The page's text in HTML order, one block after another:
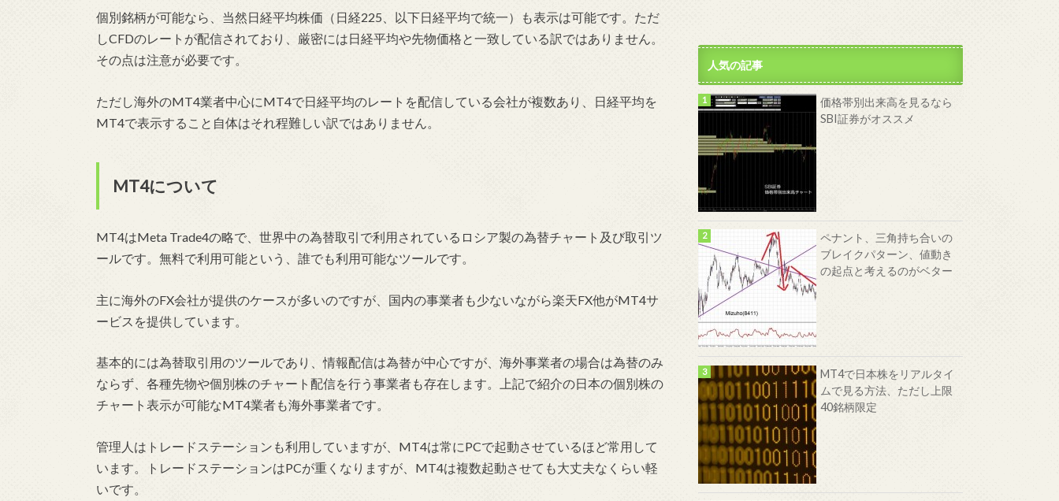
個別銘柄が可能なら、当然日経平均株価（日経225、以下日経平均で統一）も表示は可能です。ただ
しCFDのレートが配信されており、厳密には日経平均や先物価格と一致している訳ではありません。
その点は注意が必要です。
ただし海外のMT4業者中心にMT4で日経平均のレートを配信している会社が複数あり、日経平均を
MT4で表示すること自体はそれ程難しい訳ではありません。
MT4について
MT4はMeta Trade4の略で、世界中の為替取引で利用されているロシア製の為替チャート及び取引ツ
ールです。無料で利用可能という、誰でも利用可能なツールです。
主に海外のFX会社が提供のケースが多いのですが、国内の事業者も少ないながら楽天FX他がMT4サ
ービスを提供しています。
基本的には為替取引用のツールであり、情報配信は為替が中心ですが、海外事業者の場合は為替のみ
ならず、各種先物や個別株のチャート配信を行う事業者も存在します。上記で紹介の日本の個別株の
チャート表示が可能なMT4業者も海外事業者です。
管理人はトレードステーションも利用していますが、MT4は常にPCで起動させているほど常用して
います。トレードステーションはPCが重くなりますが、MT4は複数起動させても大丈夫なくらい軽
いです。
人気の記事
価格帯別出来高を見るなら
SBI証券がオススメ
ペナント、三角持ち合いの
ブレイクパターン、値動き
の起点と考えるのがベター
MT4で日本株をリアルタイ
ムで見る方法、ただし上限
40銘柄限定